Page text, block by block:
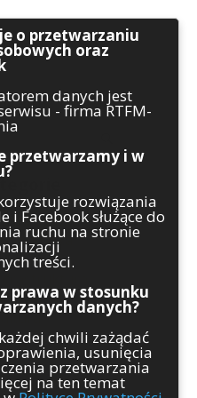
o przetwarzaniu
oraz
danych jest
- firma RTFM-
przetwarzamy i w
rozwiązania
i Facebook służące do
ruchu na stronie
treści.
prawa w stosunku
danych?
chwili zażądać
usunięcia
przetwarzania
na ten temat